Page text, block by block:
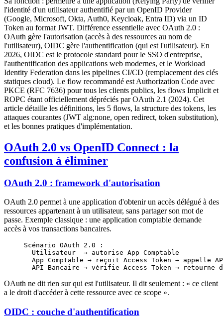
l'identité d'un utilisateur authentifié par un OpenID Provider
(Google, Microsoft, Okta, Auth0, Keycloak, Entra ID) via un ID
Token au format JWT. Différence essentielle avec OAuth 2.0 :
OAuth gère l'autorisation (accès à des ressources au nom de
l'utilisateur), OIDC gère l'authentification (qui est l'utilisateur). En
2026, OIDC est le protocole standard pour le SSO d'entreprise,
l'authentification des applications web modernes, et le Workload
Identity Federation dans les pipelines CI/CD (remplacement des clés
statiques cloud). Le flow recommandé est Authorization Code avec
PKCE (RFC 7636) pour tous les clients publics, les flows Implicit et
ROPC étant officiellement dépréciés par OAuth 2.1 (2024). Cet
article détaille les définitions, les 5 flows, la structure des tokens, les
attaques courantes (JWT alg:none, open redirect, token substitution),
et les bonnes pratiques d'implémentation.
OAuth 2.0 vs OpenID Connect : la
confusion à éliminer
OAuth 2.0 : framework d'autorisation
OAuth 2.0 permet à une application d'obtenir un accès délégué à des
ressources appartenant à un utilisateur, sans partager son mot de
passe. Exemple classique : une application comptable demande
accès à vos transactions bancaires.
Scénario OAuth 2.0 :
  Utilisateur  → autorise App Comptable
App Comptable → reçoit Access Token → appelle
API Bancaire → vérifie Access Token → retourne
OAuth ne dit rien sur qui est l'utilisateur. Il dit seulement : « ce client
a le droit d'accéder à cette ressource avec ce scope ».
OIDC : couche d'authentification